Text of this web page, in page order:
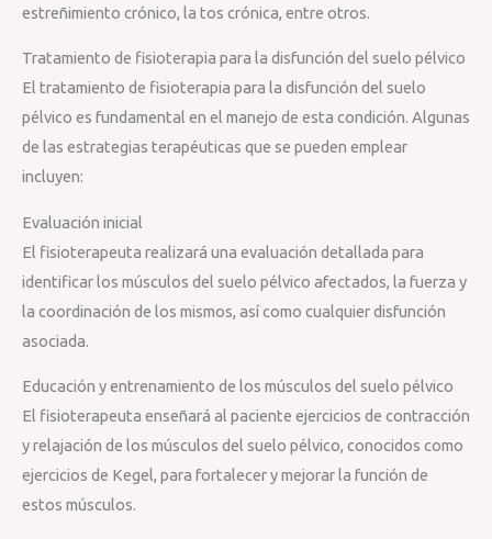
estreñimiento crónico, la tos crónica, entre otros.
Tratamiento de fisioterapia para la disfunción del suelo pélvico
El tratamiento de fisioterapia para la disfunción del suelo
pélvico es fundamental en el manejo de esta condición. Algunas
de las estrategias terapéuticas que se pueden emplear
incluyen:
Evaluación inicial
El fisioterapeuta realizará una evaluación detallada para
identificar los músculos del suelo pélvico afectados, la fuerza y
la coordinación de los mismos, así como cualquier disfunción
asociada.
Educación y entrenamiento de los músculos del suelo pélvico
El fisioterapeuta enseñará al paciente ejercicios de contracción
y relajación de los músculos del suelo pélvico, conocidos como
ejercicios de Kegel, para fortalecer y mejorar la función de
estos músculos.